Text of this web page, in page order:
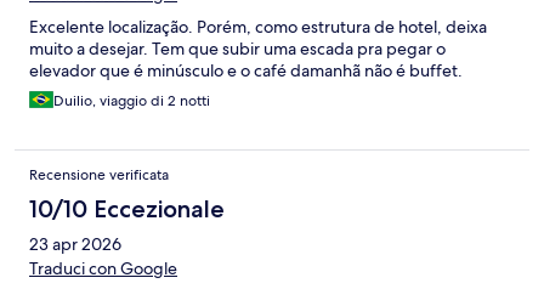
Excelente localização. Porém, como estrutura de hotel, deixa
muito a desejar. Tem que subir uma escada pra pegar o
elevador que é minúsculo e o café damanhã não é buffet.
Duilio, viaggio di 2 notti
Recensione verificata
10/10 Eccezionale
23 apr 2026
Traduci con Google